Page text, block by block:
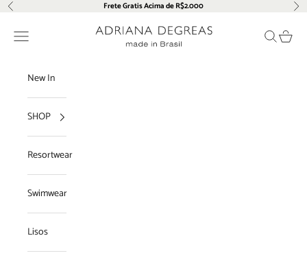
Pular para o conteúdo
Anterior Frete Gratis Acima de R$2.000
Adriana Degreas
Menu Pesquisar
New In
SHOP
Resortwear
Swimwear
Lisos